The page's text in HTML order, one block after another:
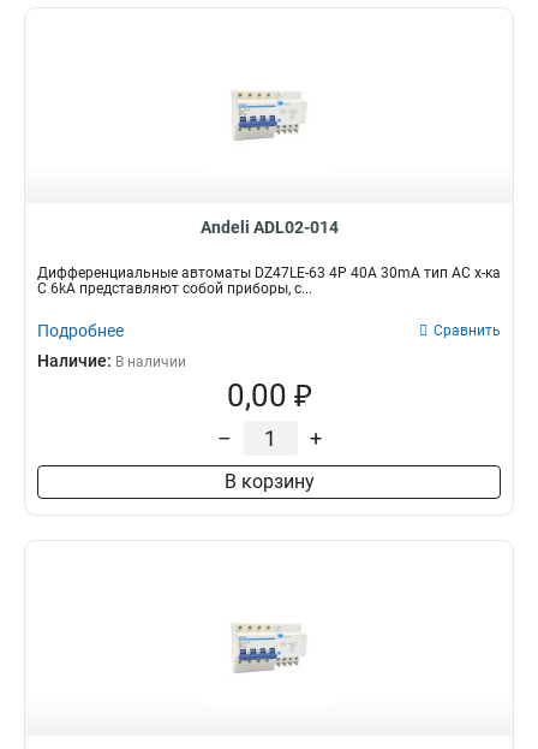
Andeli ADL02-014
Дифференциальные автоматы DZ47LE-63 4P 40A 30mA тип AC х-ка
С 6kA представляют собой приборы, с...
Подробнее Сравнить
Наличие: В наличии
0,00 ₽
– +
В корзину